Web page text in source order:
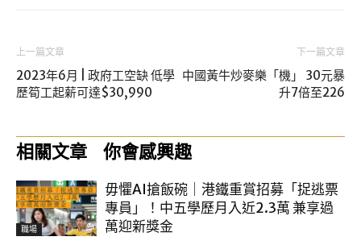
上一篇文章
2023年6月 | 政府工空缺 低學
歷筍工起薪可達$30,990
下一篇文章
中國黃牛炒麥樂「機」 30元暴
升7倍至226
相關文章 你會感興趣
職場
毋懼AI搶飯碗｜港鐵重賞招募「捉逃票
專員」！中五學歷月入近2.3萬 兼享過
萬迎新獎金